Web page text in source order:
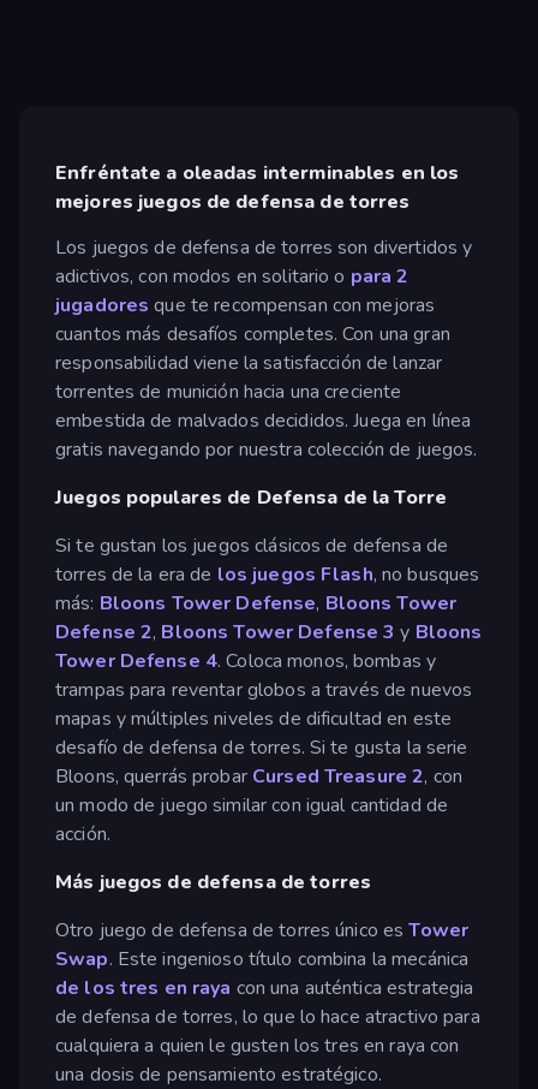
Enfréntate a oleadas interminables en los
mejores juegos de defensa de torres
Los juegos de defensa de torres son divertidos y
adictivos, con modos en solitario o para 2
jugadores que te recompensan con mejoras
cuantos más desafíos completes. Con una gran
responsabilidad viene la satisfacción de lanzar
torrentes de munición hacia una creciente
embestida de malvados decididos. Juega en línea
gratis navegando por nuestra colección de juegos.
Juegos populares de Defensa de la Torre
Si te gustan los juegos clásicos de defensa de
torres de la era de los juegos Flash, no busques
más: Bloons Tower Defense, Bloons Tower
Defense 2, Bloons Tower Defense 3 y Bloons
Tower Defense 4. Coloca monos, bombas y
trampas para reventar globos a través de nuevos
mapas y múltiples niveles de dificultad en este
desafío de defensa de torres. Si te gusta la serie
Bloons, querrás probar Cursed Treasure 2, con
un modo de juego similar con igual cantidad de
acción.
Más juegos de defensa de torres
Otro juego de defensa de torres único esTower
Swap. Este ingenioso título combina la mecánica
de los tres en raya con una auténtica estrategia
de defensa de torres, lo que lo hace atractivo para
cualquiera a quien le gusten los tres en raya con
una dosis de pensamiento estratégico.